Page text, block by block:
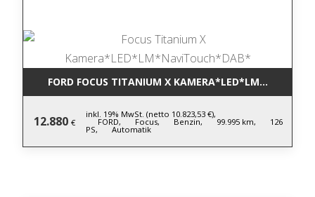
FORD FOCUS TITANIUM X
12.880 €
inkl. 19% MwSt. (netto 10.823,53 €),
FORD, Focus, Benzin, 99.995 km, 126
PS, Automatik